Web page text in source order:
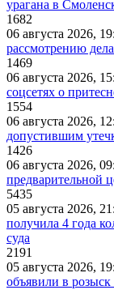
урагана в
1682
06 августа 2026,
рассмотрению
1469
06 августа 2026,
соцсетях о
1554
06 августа 2026,
допустившим
1426
06 августа 2026,
предварительной
5435
05 августа 2026,
получила 4 года
суда
2191
05 августа 2026,
объявили в